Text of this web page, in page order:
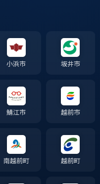
小浜市 坂井市
鯖江市 越前市
南越前町 越前町